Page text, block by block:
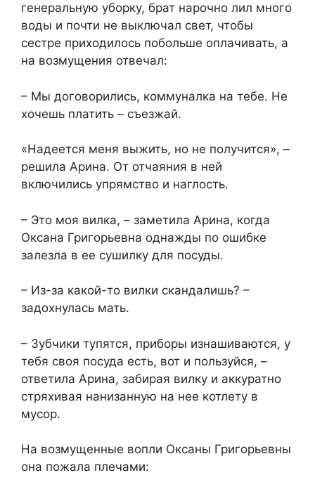
генеральную уборку, брат нарочно лил много
воды и почти не выключал свет, чтобы
сестре приходилось побольше оплачивать, а
на возмущения отвечал:
– Мы договорились, коммуналка на тебе. Не
хочешь платить – съезжай.
«Надеется меня выжить, но не получится», –
решила Арина. От отчаяния в ней
включились упрямство и наглость.
– Это моя вилка, – заметила Арина, когда
Оксана Григорьевна однажды по ошибке
залезла в ее сушилку для посуды.
– Из-за какой-то вилки скандалишь? –
задохнулась мать.
– Зубчики тупятся, приборы изнашиваются, у
тебя своя посуда есть, вот и пользуйся, –
ответила Арина, забирая вилку и аккуратно
стряхивая нанизанную на нее котлету в
мусор.
На возмущенные вопли Оксаны Григорьевны
она пожала плечами: